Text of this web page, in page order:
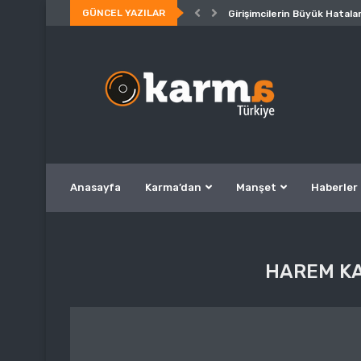
GÜNCEL YAZILAR Girişimcilerin Büyük
Anasayfa Karma’dan Manşet Haberler
HAREM